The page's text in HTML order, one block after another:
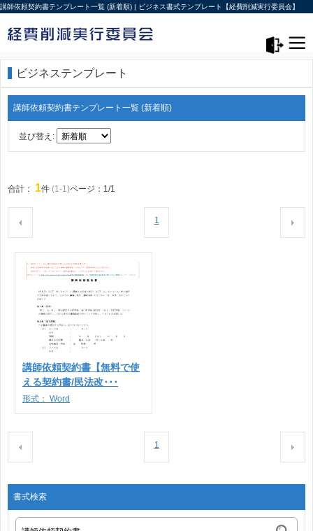
講師依頼契約書テンプレート一覧 (新着順) | ビジネス書式テンプレート【経費削減実行委員会】
ビジネステンプレート
講師依頼契約書テンプレート一覧 (新着順)
並び替え:
合計： 1件 (1-1)ページ：1/1
1
講師依頼契約書【無料で使
える契約書/民法改･･･
形式： Word
1
書式検索